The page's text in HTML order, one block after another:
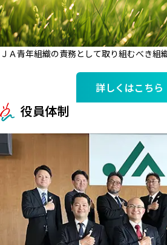
ＪＡ青年組織の責務として取り組むべき組
詳しくはこちら
役員体制